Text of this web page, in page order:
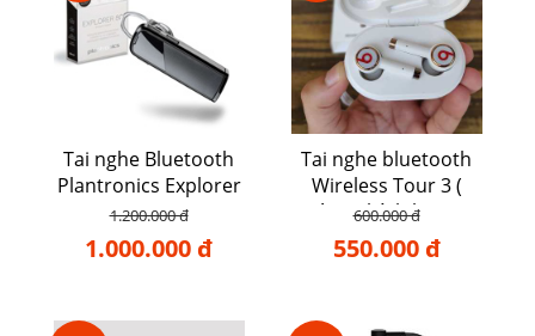
Tai nghe Bluetooth
Plantronics Explorer
80
1.200.000 đ
1.000.000 đ
Tai nghe bluetooth
Wireless Tour 3 (
Hàng chính hãng )
600.000 đ
550.000 đ